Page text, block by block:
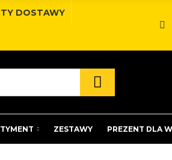
DOSTAWY
ZESTAWY PREZENT DLA